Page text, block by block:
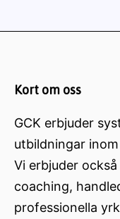
Kort om oss
GCK erbjuder
utbildningar
Vi erbjuder
coaching,
professionella